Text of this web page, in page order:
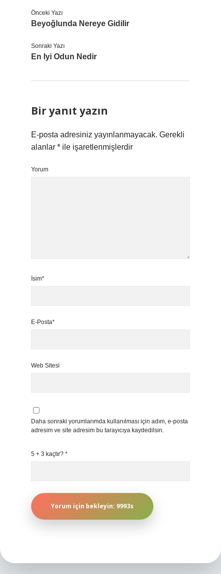
Önceki Yazı
Beyoğlunda Nereye Gidilir
Sonraki Yazı
En Iyi Odun Nedir
Bir yanıt yazın
E-posta adresiniz yayınlanmayacak. Gerekli
alanlar * ile işaretlenmişlerdir
Yorum
İsim*
E-Posta*
Web Sitesi
Daha sonraki yorumlarımda kullanılması için adım, e-posta
adresim ve site adresim bu tarayıcıya kaydedilsin.
5 + 3 kaçtır? *